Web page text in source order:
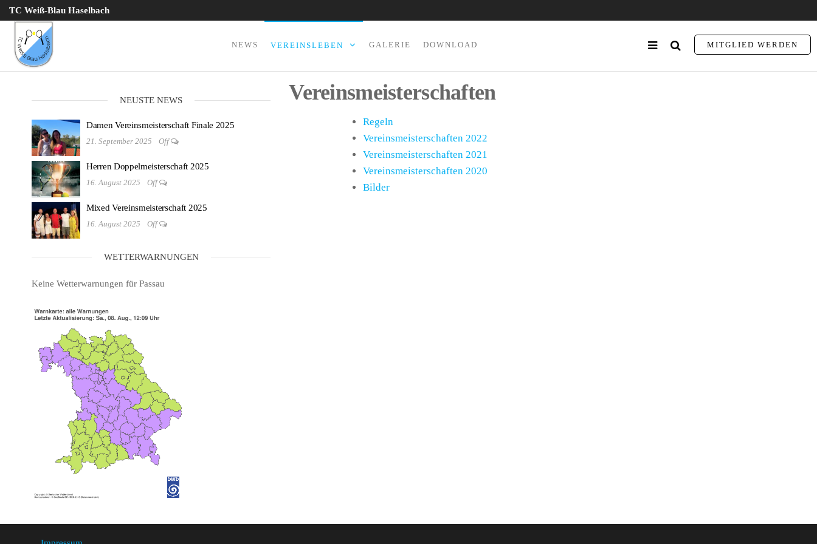
Zum
Inhalt
springen
TC Weiß-Blau Haselbach
Blau
Haselbach
MITGLIED WERDEN
NEWS VEREINSLEBEN GALERIE DOWNLOAD
Vereinsmeisterschaften
Regeln
Vereinsmeisterschaften 2022
Vereinsmeisterschaften 2021
Vereinsmeisterschaften 2020
Bilder
NEUSTE NEWS
Damen Vereinsmeisterschaft Finale 2025
21. September 2025 Off
Herren Doppelmeisterschaft 2025
16. August 2025 Off
Mixed Vereinsmeisterschaft 2025
16. August 2025 Off
WETTERWARNUNGEN
Keine Wetterwarnungen für Passau